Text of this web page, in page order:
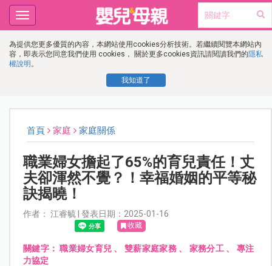
為提供您更多優質的內容，本網站使用cookies分析技術。若繼續閱覽本網站內
容，即表示您同意我們使用 cookies， 關於更多cookies資訊請閱讀我們的隱私
權說明 。
我知道了
Toggle
navigation
首頁 家庭 家庭關係
職業婦女擔起了65%的育兒責任！丈
夫卻渾然不覺？！幸福婚姻的平等秘
訣揭曉！
作者： 江睿毓 | 發表日期：2025-01-16
收藏
關鍵字：職業婦女育兒 、雙薪家庭家務、 家務分工、 專注
力協定